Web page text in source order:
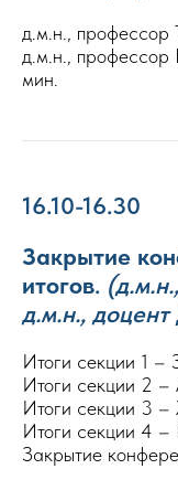
д.м.н., профессор
д.м.н., профессор
мин.
16.10-16.30
Закрытие
итогов.
д.м.н.,
Итоги секции 1
Итоги секции 2 –
Итоги секции 3 –
Итоги секции 4
Закрытие